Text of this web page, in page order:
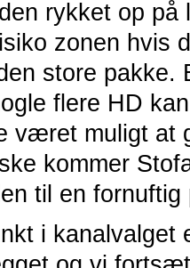
rykket op
zonen hvis
store
flere HD
været muligt at
kommer
til en
i